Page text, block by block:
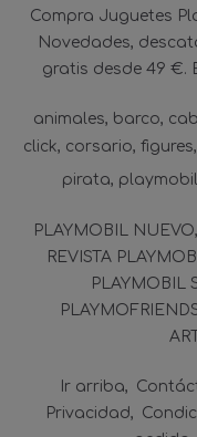
Compra Juguetes
Novedades,
gratis desde 49 €.
animales barco
click corsario figures
pirata playmobil
PLAYMOBIL NUEVO
REVISTA
PLAYMOBIL
Ir arriba
Privacidad